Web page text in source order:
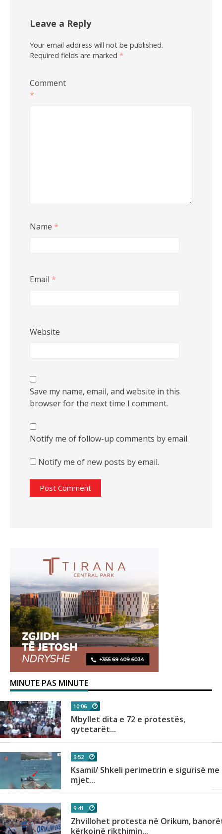
Leave a Reply
Your email address will not be published.
Required fields are marked *
Comment
*
Name *
Email *
Website
Save my name, email, and website in this
browser for the next time I comment.
Notify me of follow-up comments by email.
Notify me of new posts by email.
MINUTE PAS MINUTE
10:06
Mbyllet dita e 72 e protestës,
qytetarët...
9:52
Ksamil/ Shkeli perimetrin e sigurisë me
mjet...
9:41
Zhvillohet protesta në Orikum,
kërkojnë rikthimin...